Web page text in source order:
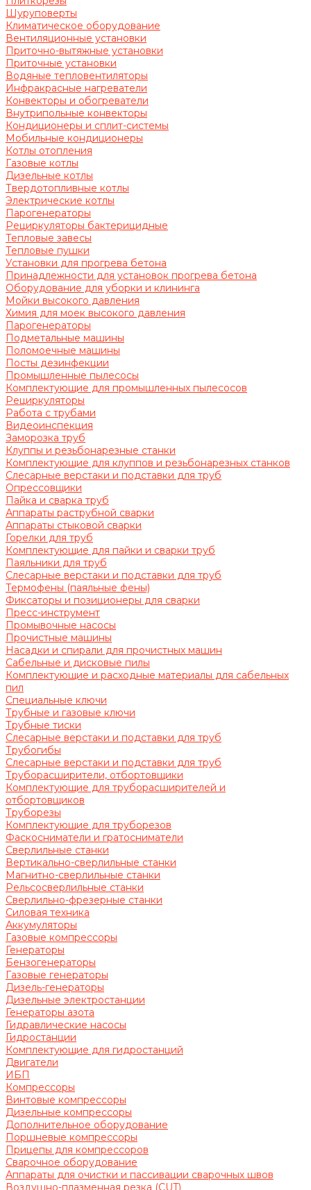
Шуруповерты
Климатическое оборудование
Вентиляционные установки
Приточно-вытяжные установки
Приточные установки
Водяные тепловентиляторы
Инфракрасные нагреватели
Конвекторы и обогреватели
Внутрипольные конвекторы
Кондиционеры и сплит-системы
Мобильные кондиционеры
Котлы отопления
Газовые котлы
Дизельные котлы
Твердотопливные котлы
Электрические котлы
Парогенераторы
Рециркуляторы бактерицидные
Тепловые завесы
Тепловые пушки
Установки для прогрева бетона
Принадлежности для установок прогрева бетона
Оборудование для уборки и клининга
Мойки высокого давления
Химия для моек высокого давления
Парогенераторы
Подметальные машины
Поломоечные машины
Посты дезинфекции
Промышленные пылесосы
Комплектующие для промышленных пылесосов
Рециркуляторы
Работа с трубами
Видеоинспекция
Заморозка труб
Клуппы и резьбонарезные станки
Комплектующие для клуппов и резьбонарезных станков
Слесарные верстаки и подставки для труб
Опрессовщики
Пайка и сварка труб
Аппараты раструбной сварки
Аппараты стыковой сварки
Горелки для труб
Комплектующие для пайки и сварки труб
Паяльники для труб
Слесарные верстаки и подставки для труб
Термофены (паяльные фены)
Фиксаторы и позиционеры для сварки
Пресс-инструмент
Промывочные насосы
Прочистные машины
Насадки и спирали для прочистных машин
Сабельные и дисковые пилы
Комплектующие и расходные материалы для сабельных
пил
Специальные ключи
Трубные и газовые ключи
Трубные тиски
Слесарные верстаки и подставки для труб
Трубогибы
Слесарные верстаки и подставки для труб
Труборасширители, отбортовщики
Комплектующие для труборасширителей и
отбортовщиков
Труборезы
Комплектующие для труборезов
Фаскосниматели и гратосниматели
Сверлильные станки
Вертикально-сверлильные станки
Магнитно-сверлильные станки
Рельсосверлильные станки
Сверлильно-фрезерные станки
Силовая техника
Аккумуляторы
Газовые компрессоры
Генераторы
Бензогенераторы
Газовые генераторы
Дизель-генераторы
Дизельные электростанции
Генераторы азота
Гидравлические насосы
Гидростанции
Комплектующие для гидростанций
Двигатели
ИБП
Компрессоры
Винтовые компрессоры
Дизельные компрессоры
Дополнительное оборудование
Поршневые компрессоры
Прицепы для компрессоров
Сварочное оборудование
Аппараты для очистки и пассивации сварочных швов
Воздушно-плазменная резка (CUT)